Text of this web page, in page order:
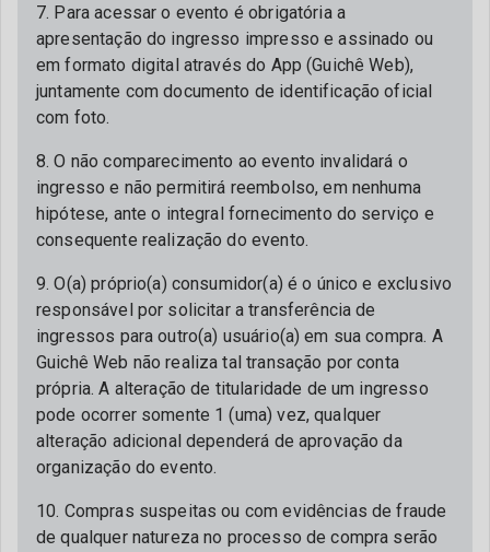
7. Para acessar o evento é obrigatória a
apresentação do ingresso impresso e assinado ou
em formato digital através do App (Guichê Web),
juntamente com documento de identificação oficial
com foto.
8. O não comparecimento ao evento invalidará o
ingresso e não permitirá reembolso, em nenhuma
hipótese, ante o integral fornecimento do serviço e
consequente realização do evento.
9. O(a) próprio(a) consumidor(a) é o único e exclusivo
responsável por solicitar a transferência de
ingressos para outro(a) usuário(a) em sua compra. A
Guichê Web não realiza tal transação por conta
própria. A alteração de titularidade de um ingresso
pode ocorrer somente 1 (uma) vez, qualquer
alteração adicional dependerá de aprovação da
organização do evento.
10. Compras suspeitas ou com evidências de fraude
de qualquer natureza no processo de compra serão